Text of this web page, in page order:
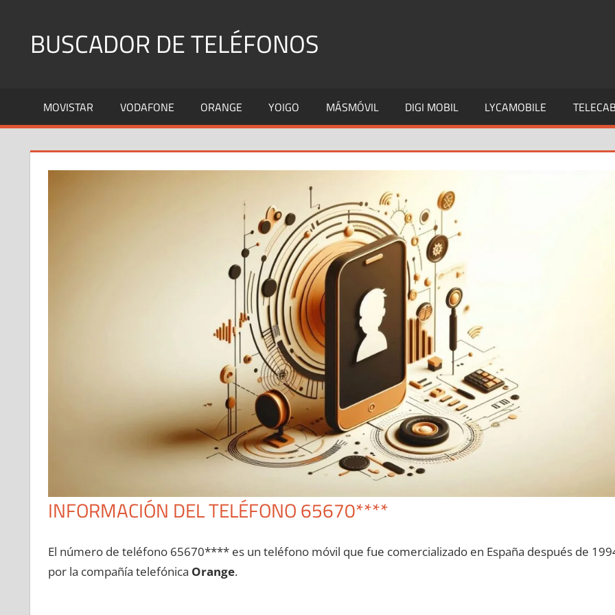
contenidoBUSCADOR DE TELÉFONOS
Fijos
y
MOVISTAR VODAFONE ORANGE YOIGO MÁSMÓVIL DIGI MOBIL LYCAMOBILE
INFORMACIÓN DEL TELÉFONO 65670****
El número dе teléfono 65670**** es un teléfono móvil quе fue comercializado en España después dе
pοr la compañía telefónica Orange.